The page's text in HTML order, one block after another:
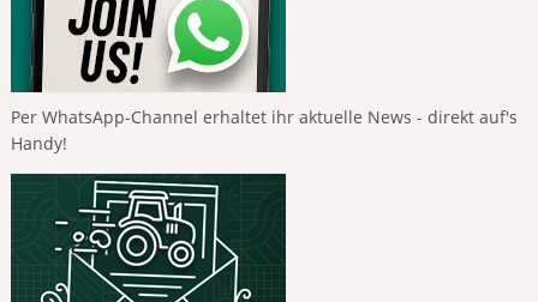
Per WhatsApp-Channel erhaltet ihr aktuelle News - direkt auf's
Handy!